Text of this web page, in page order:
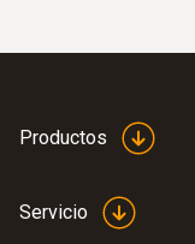
Productos
Servicio